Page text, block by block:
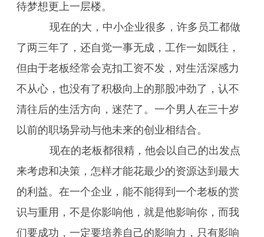
待梦想更上一层楼。
现在的大，中小企业很多，许多员工都做
了两三年了，还自觉一事无成，工作一如既往，
但由于老板经常会克扣工资不发，对生活深感力
不从心，也没有了积极向上的那股冲劲了，认不
清往后的生活方向，迷茫了。一个男人在三十岁
以前的职场异动与他未来的创业相结合。
现在的老板都很精，他会以自己的出发点
来考虑和决策，怎样才能花最少的资源达到最大
的利益。在一个企业，能不能得到一个老板的赏
识与重用，不是你影响他，就是他影响你，而我
们要成功，一定要培养自己的影响力，只有影响